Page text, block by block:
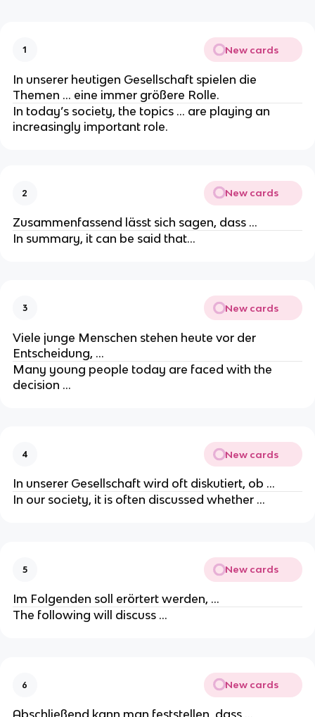
1 New cards
In unserer heutigen Gesellschaft spielen die
Themen … eine immer größere Rolle.
In today’s society, the topics … are playing an
increasingly important role.
2 New cards
Zusammenfassend lässt sich sagen, dass ...
In summary, it can be said that...
3 New cards
Viele junge Menschen stehen heute vor der
Entscheidung, …
Many young people today are faced with the
decision …
4 New cards
In unserer Gesellschaft wird oft diskutiert, ob …
In our society, it is often discussed whether …
5 New cards
Im Folgenden soll erörtert werden, …
The following will discuss …
6 New cards
Abschließend kann man feststellen, dass …